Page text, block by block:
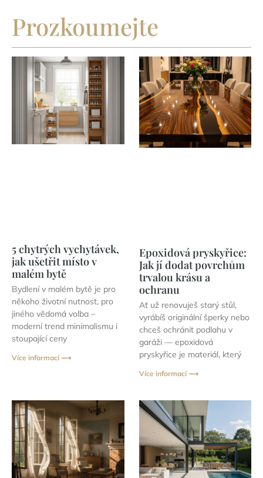
Prozkoumejte
5 chytrých vychytávek,
jak ušetřit místo v
malém bytě
Bydlení v malém bytě je pro
někoho životní nutnost, pro
jiného vědomá volba –
moderní trend minimalismu i
stoupající ceny
Více informací ⟶
Epoxidová pryskyřice:
Jak jí dodat povrchům
trvalou krásu a
ochranu
Ať už renovuješ starý stůl,
vyrábíš originální šperky nebo
chceš ochránit podlahu v
garáži — epoxidová
pryskyřice je materiál, který
Více informací ⟶